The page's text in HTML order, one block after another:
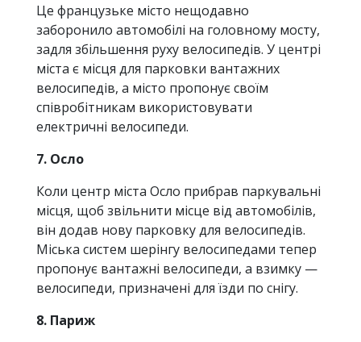
Це французьке місто нещодавно
заборонило автомобілі на головному мосту,
задля збільшення руху велосипедів. У центрі
міста є місця для парковки вантажних
велосипедів, а місто пропонує своїм
співробітникам використовувати
електричні велосипеди.
7. Осло
Коли центр міста Осло прибрав паркувальні
місця, щоб звільнити місце від автомобілів,
він додав нову парковку для велосипедів.
Міська систем шерінгу велосипедами тепер
пропонує вантажні велосипеди, а взимку —
велосипеди, призначені для їзди по снігу.
8. Париж